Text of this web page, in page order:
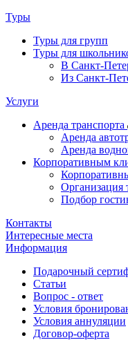
Туры
Туры для групп
Туры для
В Санкт-
Из Санкт-
Услуги
Аренда транспорта
Аренда
Аренда
Корпоративным
Организация
Подбор
Контакты
Интересные места
Информация
Подарочный
Статьи
Вопрос - ответ
Условия
Условия аннуляции
Договор-оферта